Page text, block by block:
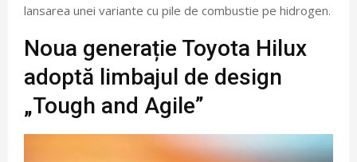
lansarea unei variante cu pile de combustie pe hidrogen.
Noua generație Toyota Hilux
adoptă limbajul de design
„Tough and Agile”